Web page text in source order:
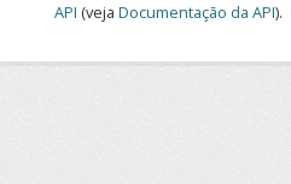
API (veja Documentação da API).